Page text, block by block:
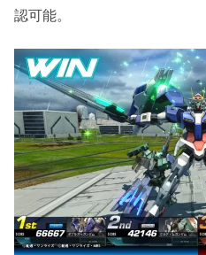
認可能。